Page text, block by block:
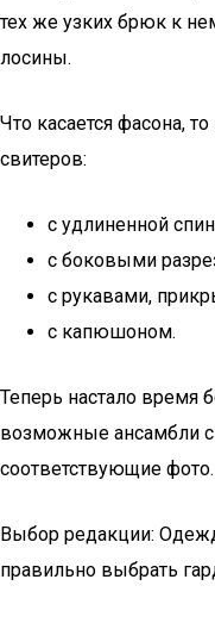
тех же узких брюк к
лосины.
Что касается фасона,
свитеров:
с удлиненной
с боковыми
с рукавами,
с капюшоном.
Теперь настало время
возможные ансамбли с
соответствующие фото.
Выбор редакции:
правильно выбрать